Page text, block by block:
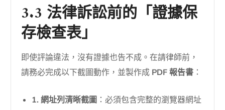
3.3 法律訴訟前的「證據保
存檢查表」
即使評論違法，沒有證據也告不成。在請律師前，
請務必完成以下截圖動作，並製作成 PDF 報告書 ：
1. 網址列清晰截圖 ：必須包含完整的瀏覽器網址